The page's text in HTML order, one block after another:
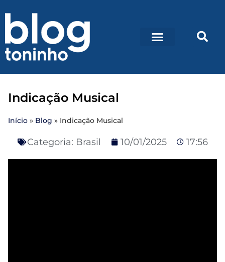
Indicação Musical
Início » Blog » Indicação Musical
Categoria: Brasil 10/01/2025 17:56